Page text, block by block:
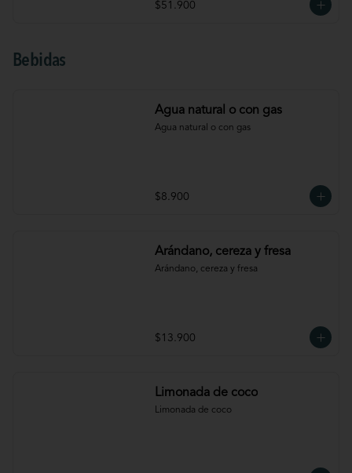
$51.900
Bebidas
Agua natural o con gas
Agua natural o con gas
$8.900
Arándano, cereza y fresa
Arándano, cereza y fresa
$13.900
Limonada de coco
Limonada de coco